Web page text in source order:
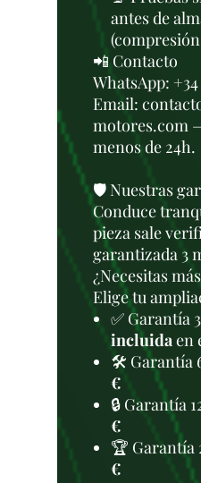
antes de
📲 Contacto
WhatsApp: +34
Email:
motores.com
menos de 24h.
🛡️ Nuestras
Conduce
pieza sale
garantizada 3
¿Necesitas
Elige tu
✅ Garantía
incluidaen
🛠️ Garantía
€
🔒 Garantía
€
🏆 Garantía
€